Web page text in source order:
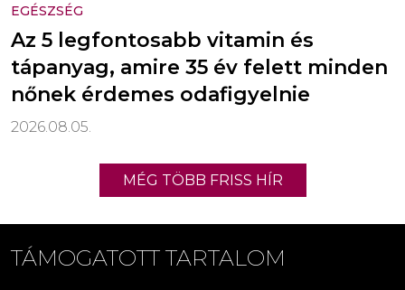
EGÉSZSÉG
Az 5 legfontosabb vitamin és
tápanyag, amire 35 év felett minden
nőnek érdemes odafigyelnie
2026.08.05.
MÉG TÖBB FRISS HÍR
TÁMOGATOTT TARTALOM